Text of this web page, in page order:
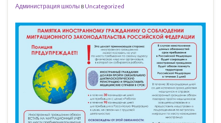
Администрация школы вUncategorized